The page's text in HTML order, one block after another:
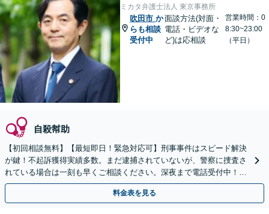
ミカタ弁護士法人 東京事務所
吹田市 か
らも相談
受付中
面談方法(対面・
電話・ビデオな
ど)は応相談
営業時間：0
8:30~23:00
（平日）
自殺幇助
【初回相談無料】【最短即日！緊急対応可】刑事事件はスピード解決
が鍵！不起訴獲得実績多数。まだ逮捕されていないが、警察に捜査さ
れている場合は一刻も早くご相談ください。深夜まで電話受付中！痴
漢／盗撮／のぞき／その他性犯罪など
料金表を見る